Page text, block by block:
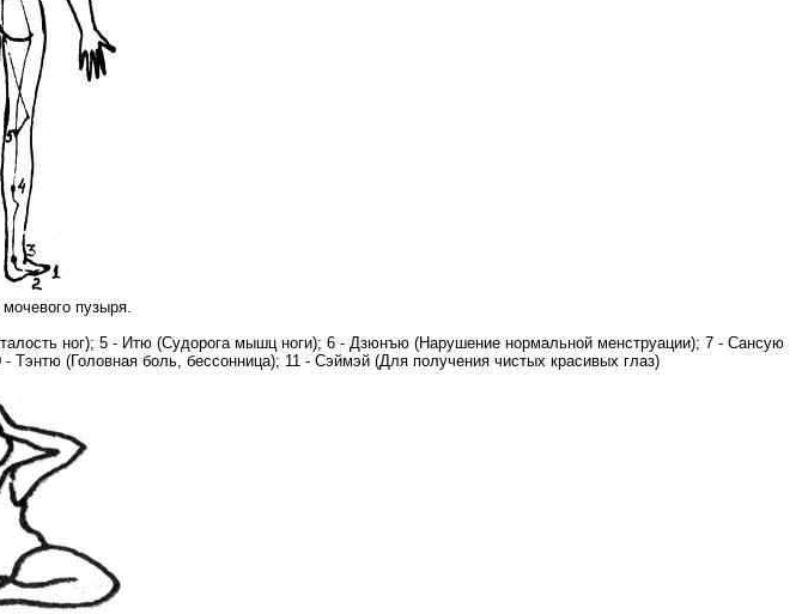
пузыря.
ног); 5 - Итю (Судорога мышц ноги); 6 - Дзюнъю (Нарушение нормальной менструации); 7 - Сансую
(Головная боль, бессонница); 11 - Сэймэй (Для получения чистых красивых глаз)